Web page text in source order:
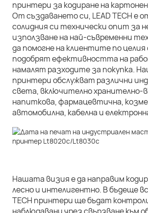
принтери за кодиране на
От създаването си, LEAD TECH е
солидния си технически опит за
използване на най-съвременни
да помогне на клиентите по целия
подобрят ефективността на
намалят разходите за покупка.
принтери обслужват различни
света, включително хранително-
напиткова, фармацевтична,
автомобилна, кабелна и
Нашата визия е да направим
лесно и интелигентно. В бъдеще
TECH принтери ще бъдат